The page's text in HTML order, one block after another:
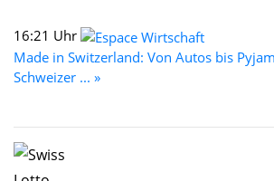
16:21 Uhr
Made in Switzerland: Von Autos bis
Schweizer ... »